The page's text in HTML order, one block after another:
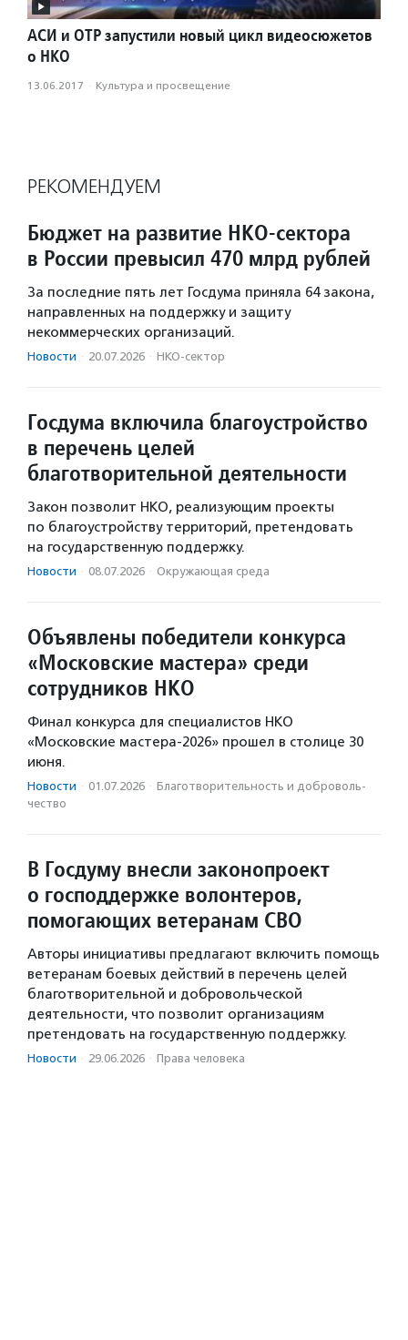
АСИ и ОТР запустили новый цикл видеосюжетов
о НКО
13.06.2017 · Культура и просвещение
РЕКОМЕНДУЕМ
Бюджет на развитие НКО-сектора
в России превысил 470 млрд рублей
За последние пять лет Госдума приняла 64 закона,
направленных на поддержку и защиту
некоммерческих организаций.
Новости · 20.07.2026 · НКО-сектор
Госдума включила благоустройство
в перечень целей
благотворительной деятельности
Закон позволит НКО, реализующим проекты
по благоустройству территорий, претендовать
на государственную поддержку.
Новости · 08.07.2026 · Окружающая среда
Объявлены победители конкурса
«Московские мастера» среди
сотрудников НКО
Финал конкурса для специалистов НКО
«Московские мастера-2026» прошел в столице 30
июня.
Новости · 01.07.2026 · Благотвори­тель­ность и доброволь­
чест­во
В Госдуму внесли законопроект
о господдержке волонтеров,
помогающих ветеранам СВО
Авторы инициативы предлагают включить помощь
ветеранам боевых действий в перечень целей
благотворительной и добровольческой
деятельности, что позволит организациям
претендовать на государственную поддержку.
Новости · 29.06.2026 · Права человека